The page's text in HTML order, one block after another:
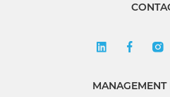
MANAGEMENT